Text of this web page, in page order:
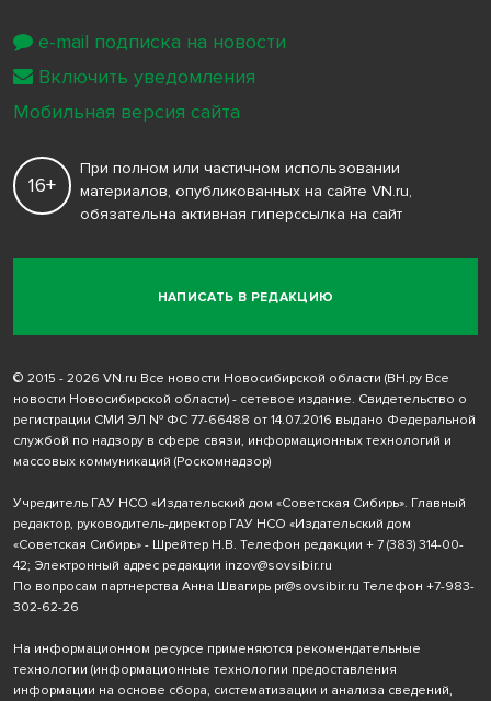
НАПИСАТЬ В РЕДАКЦИЮ
16+
При полном или частичном использовании
материалов, опубликованных на сайте VN.ru,
обязательна активная гиперссылка на сайт
© 2015 - 2026 VN.ru Все новости Новосибирской области (ВН.ру Все
новости Новосибирской области) - сетевое издание. Свидетельство о
регистрации СМИ ЭЛ № ФС 77-66488 от 14.07.2016 выдано Федеральной
службой по надзору в сфере связи, информационных технологий и
массовых коммуникаций (Роскомнадзор)
Учредитель ГАУ НСО «Издательский дом «Советская Сибирь». Главный
редактор, руководитель-директор ГАУ НСО «Издательский дом
«Советская Сибирь» - Шрейтер Н.В. Телефон редакции + 7 (383) 314-00-
42; Электронный адрес редакции inzov@sovsibir.ru
По вопросам партнерства Анна Швагирь pr@sovsibir.ru Телефон +7-983-
302-62-26
На информационном ресурсе применяются рекомендательные
технологии (информационные технологии предоставления
информации на основе сбора, систематизации и анализа сведений,
e-mail подписка на новости
Включить уведомления
Мобильная версия сайта